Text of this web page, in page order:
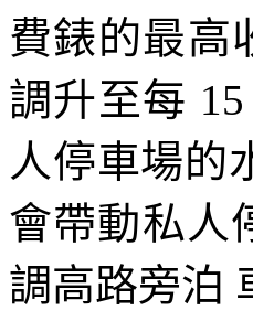
費錶的最高
調升至每
人停車場的
會帶動私人
調高路旁泊